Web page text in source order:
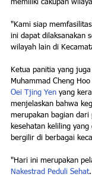
memiliki cakupan
"Kami siap
ini dapat dilaksanakan
wilayah lain di
Ketua panitia yang
Muhammad Cheng
Oei Tjing Yen yang
menjelaskan bahwa
merupakan bagian
kesehatan keliling yang
bergilir di berbagai
"Hari ini merupakan
Nakestrad Peduli Sehat